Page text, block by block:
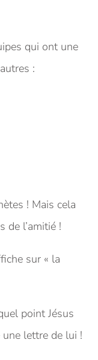
qui ont une
:
! Mais cela
de l’amitié !
sur « la
point Jésus
lettre de lui !